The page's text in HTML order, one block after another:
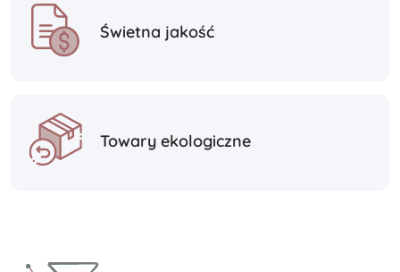
Świetna jakość
Towary ekologiczne